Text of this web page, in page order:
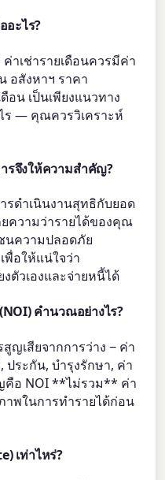
อะไร?
าเช่ารายเดือนควรมีค่า
อสังหาฯ ราคา
อน เป็นเพียงแนวทาง
ร — คุณควรวิเคราะห์
รจึงให้ความสำคัญ?
ารดำเนินงานสุทธิกับยอด
ความว่ารายได้ของคุณ
นความปลอดภัย
พื่อให้แน่ใจว่า
ตัวเองและจ่ายหนี้ได้
คำนวณอย่างไร?
ญเสียจากการว่าง − ค่า
ประกัน, บำรุงรักษา, ค่า
คือ NOI **ไม่รวม** ค่า
พในการทำรายได้ก่อน
เท่าไหร่?